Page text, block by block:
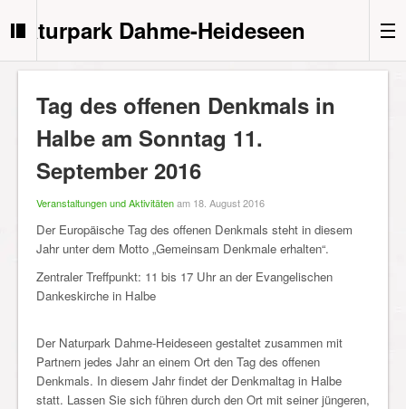
Naturpark Dahme-Heideseen
Tag des offenen Denkmals in
Halbe am Sonntag 11.
September 2016
Veranstaltungen und Aktivitätenam 18. August 2016
Der Europäische Tag des offenen Denkmals steht in diesem
Jahr unter dem Motto „Gemeinsam Denkmale erhalten“.
Zentraler Treffpunkt: 11 bis 17 Uhr an der Evangelischen
Dankeskirche in Halbe
Der Naturpark Dahme-Heideseen gestaltet zusammen mit
Partnern jedes Jahr an einem Ort den Tag des offenen
Denkmals. In diesem Jahr findet der Denkmaltag in Halbe
statt. Lassen Sie sich führen durch den Ort mit seiner jüngeren,